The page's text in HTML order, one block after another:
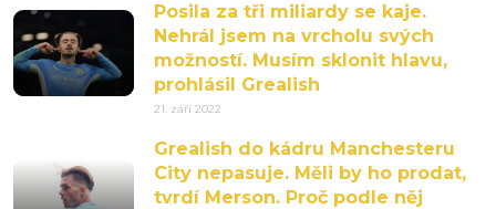
Posila za tři miliardy se kaje.
Nehrál jsem na vrcholu svých
možností. Musím sklonit hlavu,
prohlásil Grealish
21. září 2022
Grealish do kádru Manchesteru
City nepasuje. Měli by ho prodat,
tvrdí Merson. Proč podle něj